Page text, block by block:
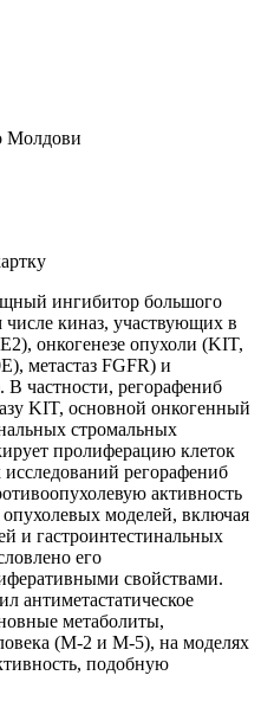
Молдови
ингибитор большого
числе киназ, участвующих в
онкогенезе опухоли (KIT,
метастаз FGFR) и
частности, регорафениб
KIT, основной онкогенный
стромальных
пролиферацию клеток
регорафениб
активность
моделей, включая
и гастроинтестинальных
его
свойствами.
антиметастатическое
метаболиты,
(М-2 и М-5), на моделях
подобную